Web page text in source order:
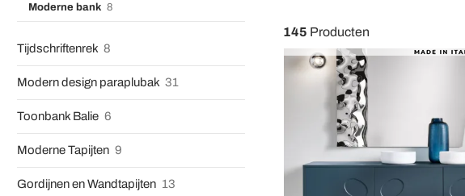
Moderne bank 8
Tijdschriftenrek 8
Modern design paraplubak 31
Toonbank Balie 6
Moderne Tapijten 9
Gordijnen en Wandtapijten 13
145 Producten